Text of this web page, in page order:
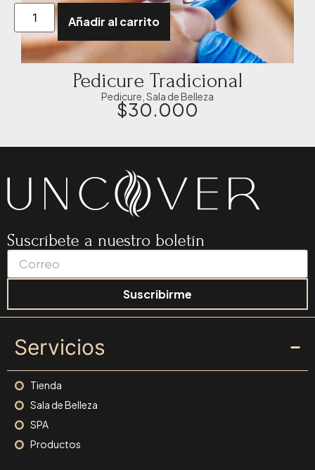
Añadir al carrito
Pedicure Tradicional
Pedicure Sala de Belleza
$30.000
Suscríbete a nuestro boletín
Suscribirme
Servicios
Tienda
Sala de Belleza
SPA
Productos